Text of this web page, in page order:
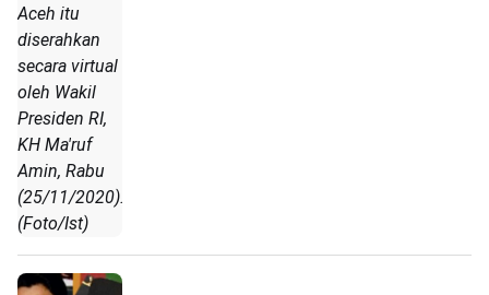
Aceh itu
diserahkan
secara virtual
oleh Wakil
Presiden RI,
KH Ma'ruf
Amin, Rabu
(25/11/2020).
(Foto/Ist)